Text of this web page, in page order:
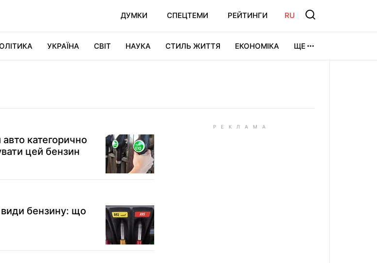
ДУМКИ СПЕЦТЕМИ РЕЙТИНГИ RU
УКРАЇНА СВІТ НАУКА СТИЛЬ ЖИТТЯ ЕКОНОМІКА ЩЕ
категорично
цей бензин
види бензину: що